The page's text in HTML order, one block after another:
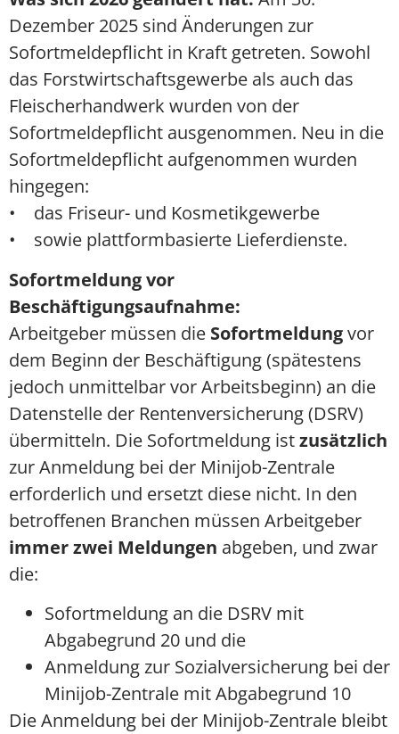
Dezember 2025 sind Änderungen zur
Sofortmeldepflicht in Kraft getreten. Sowohl
das Forstwirtschaftsgewerbe als auch das
Fleischerhandwerk wurden von der
Sofortmeldepflicht ausgenommen. Neu in die
Sofortmeldepflicht aufgenommen wurden
hingegen:
• das Friseur- und Kosmetikgewerbe
• sowie plattformbasierte Lieferdienste.
Sofortmeldung vor
Beschäftigungsaufnahme:
Arbeitgeber müssen die Sofortmeldungvor
dem Beginn der Beschäftigung (spätestens
jedoch unmittelbar vor Arbeitsbeginn) an die
Datenstelle der Rentenversicherung (DSRV)
übermitteln. Die Sofortmeldung istzusätzlich
zur Anmeldung bei der Minijob-Zentrale
erforderlich und ersetzt diese nicht. In den
betroffenen Branchen müssen Arbeitgeber
immer zwei Meldungen abgeben, und zwar
die:
Sofortmeldung an die DSRV mit
Abgabegrund 20 und die
Anmeldung zur Sozialversicherung bei der
Minijob-Zentrale mit Abgabegrund 10
Die Anmeldung bei der Minijob-Zentrale bleibt